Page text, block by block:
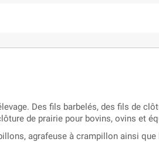
Des fils barbelés, des fils de
de prairie pour bovins, ovins et
agrafeuse à crampillon ainsi que